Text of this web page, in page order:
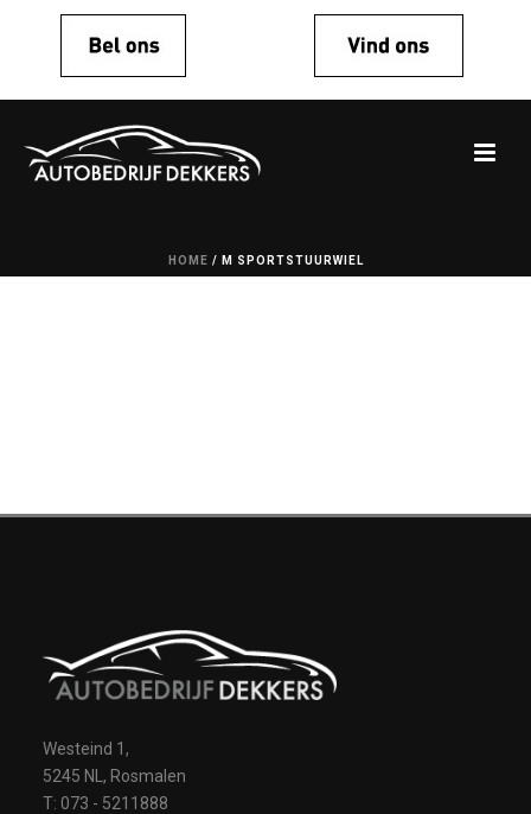
HOME / M SPORTSTUURWIEL
Westeind 1,
5245 NL, Rosmalen
T: 073 - 5211888